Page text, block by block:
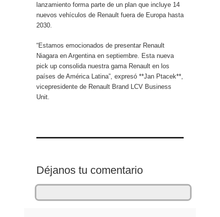
lanzamiento forma parte de un plan que incluye 14
nuevos vehículos de Renault fuera de Europa hasta
2030.
“Estamos emocionados de presentar Renault
Niagara en Argentina en septiembre. Esta nueva
pick up consolida nuestra gama Renault en los
países de América Latina”, expresó **Jan Ptacek**,
vicepresidente de Renault Brand LCV Business
Unit.
Déjanos tu comentario